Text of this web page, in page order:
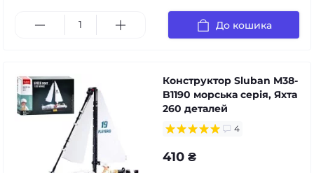
До кошика
Конструктор Sluban M38-
B1190 морська серія, Яхта
260 деталей
4
410 ₴